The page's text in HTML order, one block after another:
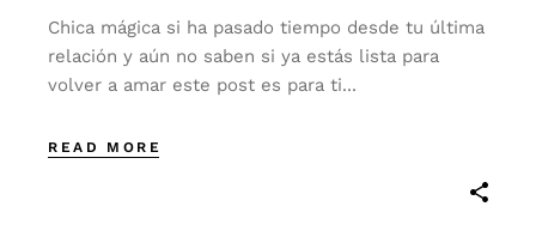
Chica mágica si ha pasado tiempo desde tu última
relación y aún no saben si ya estás lista para
volver a amar este post es para ti...
READ MORE